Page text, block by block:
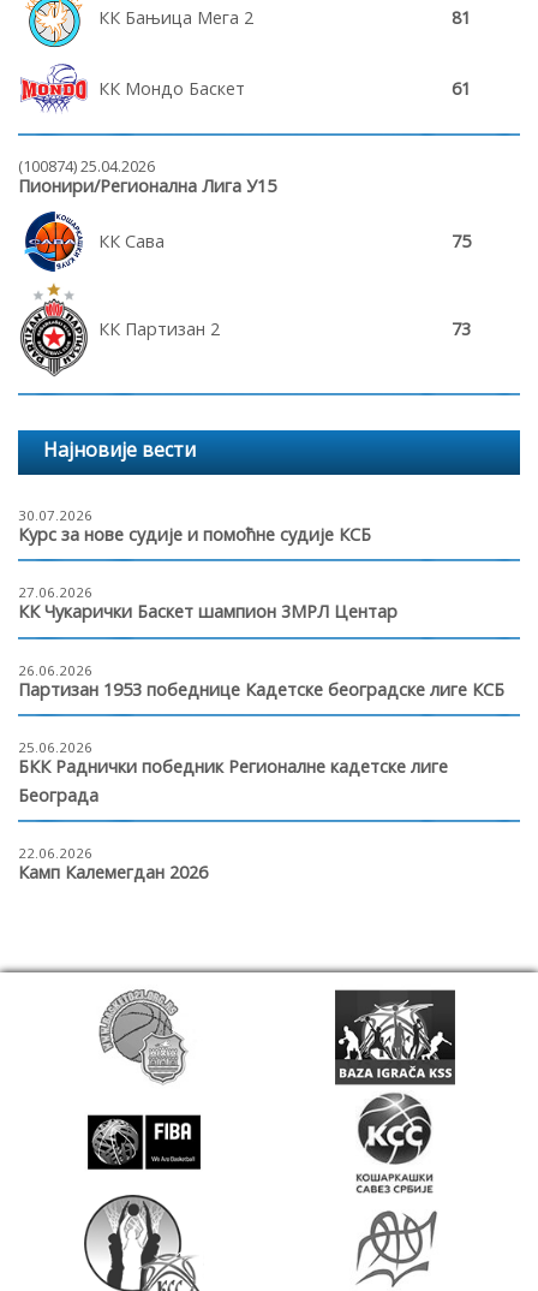
КК Бањица Мега 2 81
КК Мондо Баскет 61
(100874) 25.04.2026
Пионири/Регионална Лига У15
КК Сава 75
КК Партизан 2 73
Најновије вести
30.07.2026
Курс за нове судије и помоћне судије КСБ
27.06.2026
КК Чукарички Баскет шампион 3МРЛ Центар
26.06.2026
Партизан 1953 победнице Кадетске београдске лиге КСБ
25.06.2026
БКК Раднички победник Регионалне кадетске лиге
Београда
22.06.2026
Камп Калемегдан 2026